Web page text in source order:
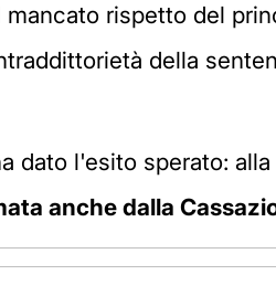
mancato rispetto del
della
dato l'esito sperato:
anche dalla